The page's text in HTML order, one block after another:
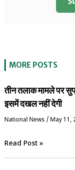
MORE POSTS
तीन तलाक मामले पर
इसमें दखल नहीं देगी
National News / May 11,
Read Post »